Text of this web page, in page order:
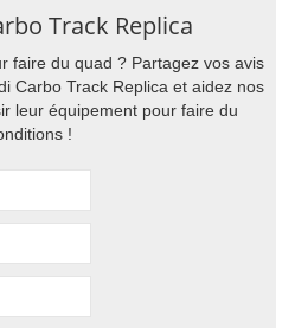
Track Replica
faire du quad ? Partagez vos avis
Carbo Track Replica et aidez nos
leur équipement pour faire du
!